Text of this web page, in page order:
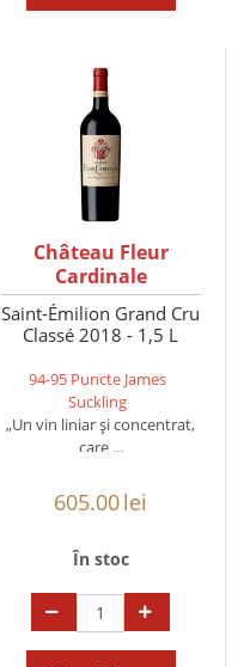
Château Fleur
Cardinale
Saint-Émilion Grand Cru
Classé 2018 - 1,5 L
94-95 Puncte James
Suckling
„Un vin liniar și concentrat,
care ...
605.00lei
În stoc